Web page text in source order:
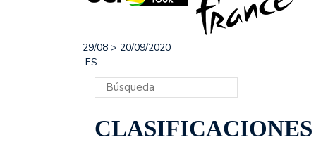
29/08 > 20/09/2020
ES